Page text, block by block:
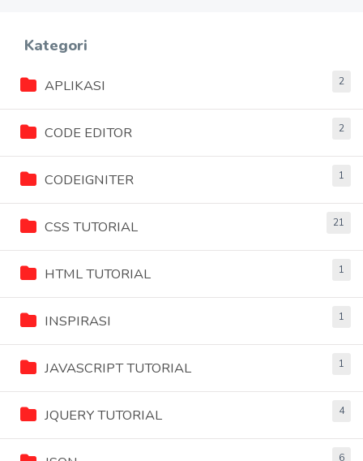
Kategori
APLIKASI 2
CODE EDITOR 2
CODEIGNITER 1
CSS TUTORIAL 21
HTML TUTORIAL 1
INSPIRASI 1
JAVASCRIPT TUTORIAL 1
JQUERY TUTORIAL 4
6